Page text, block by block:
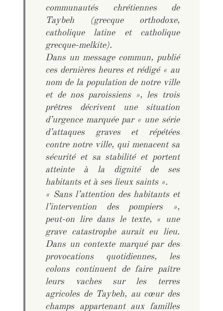
communautés chrétiennes de
Taybeh (grecque orthodoxe,
catholique latine et catholique
grecque-melkite).
Dans un message commun, publié
ces dernières heures et rédigé « au
nom de la population de notre ville
et de nos paroissiens », les trois
prêtres décrivent une situation
d’urgence marquée par « une série
d’attaques graves et répétées
contre notre ville, qui menacent sa
sécurité et sa stabilité et portent
atteinte à la dignité de ses
habitants et à ses lieux saints ».
« Sans l’attention des habitants et
l’intervention des pompiers »,
peut-on lire dans le texte, « une
grave catastrophe aurait eu lieu.
Dans un contexte marqué par des
provocations quotidiennes, les
colons continuent de faire paître
leurs vaches sur les terres
agricoles de Taybeh, au cœur des
champs appartenant aux familles